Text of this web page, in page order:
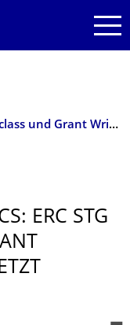
Exklusiv für Postdocs: ERC StG Masterclass und Grant Writing Boot Camp JETZT BEWERBEN!
ERC STG